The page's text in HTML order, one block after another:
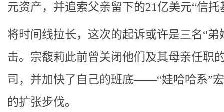
元资产，并追索父亲留下的21亿美元“信托
将时间线拉长，这次的起诉或许是三名“弟
击。宗馥莉此前曾关闭他们及其母亲任职
司，并加快了自己的班底——“娃哈哈系”
的扩张步伐。